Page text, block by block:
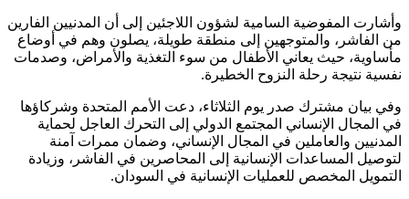
وأشارت المفوضية السامية لشؤون اللاجئين إلى أن المدنيين الفارين
من الفاشر، والمتوجهين إلى منطقة طويلة، يصلون وهم في أوضاع
مأساوية، حيث يعاني الأطفال من سوء التغذية والأمراض، وصدمات
نفسية نتيجة رحلة النزوح الخطيرة.
وفي بيان مشترك صدر يوم الثلاثاء، دعت الأمم المتحدة وشركاؤها
في المجال الإنساني المجتمع الدولي إلى التحرك العاجل لحماية
المدنيين والعاملين في المجال الإنساني، وضمان ممرات آمنة
لتوصيل المساعدات الإنسانية إلى المحاصرين في الفاشر، وزيادة
التمويل المخصص للعمليات الإنسانية في السودان.